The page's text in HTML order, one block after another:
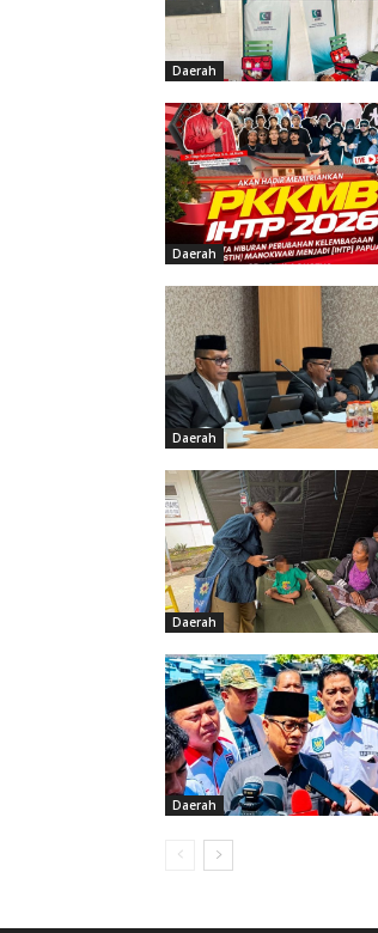
Daerah
Daerah
Daerah
Daerah
Daerah